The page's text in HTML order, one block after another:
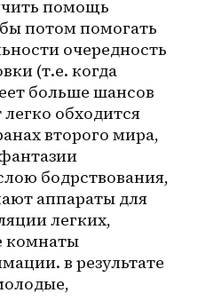
помощь
потом помогать
очередность
(т.е. когда
больше шансов
обходится
второго мира,
бодрствования,
аппараты для
легких,
комнаты
в результате